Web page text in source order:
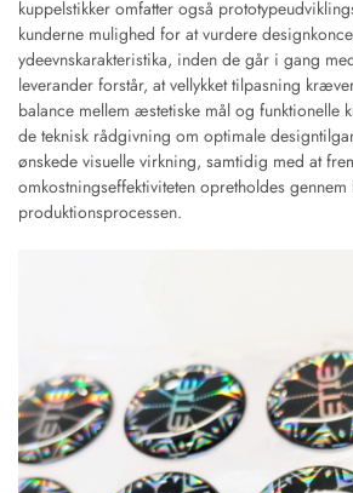
kuppelstikker omfatter også
kunderne mulighed for at vurdere
ydeevnskarakteristika, inden de går i gang
leverander forstår, at vellykket tilpasning
balance mellem æstetiske mål og funktionelle
de teknisk rådgivning om optimale
ønskede visuelle virkning, samtidig med at
omkostningseffektiviteten opretholdes gennem
produktionsprocessen.